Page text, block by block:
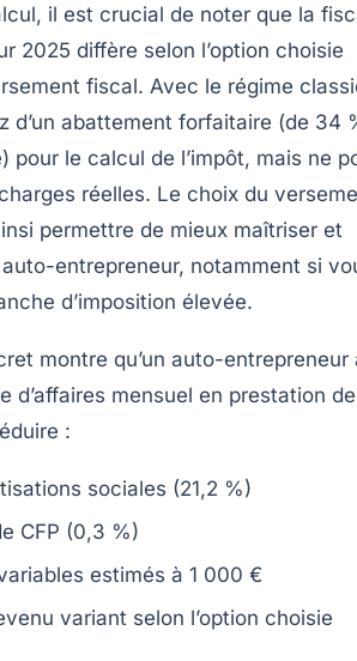
il est crucial de noter que la
2025 diffère selon l’option choisie
fiscal. Avec le régime
d’un abattement forfaitaire (de 34
pour le calcul de l’impôt, mais ne
réelles. Le choix du
permettre de mieux maîtriser et
entrepreneur, notamment si
d’imposition élevée.
montre qu’un auto-entrepreneur
d’affaires mensuel en prestation de
:
sociales (21,2 %)
CFP (0,3 %)
estimés à 1 000 €
variant selon l’option choisie